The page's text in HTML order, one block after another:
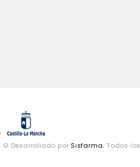
© Desarrollado porSisfarma. Todos